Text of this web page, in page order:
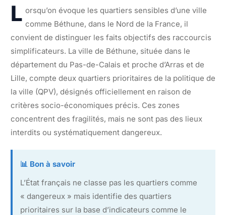
L orsqu’on évoque les quartiers sensibles d’une ville
comme Béthune, dans le Nord de la France, il
convient de distinguer les faits objectifs des raccourcis
simplificateurs. La ville de Béthune, située dans le
département du Pas-de-Calais et proche d’Arras et de
Lille, compte deux quartiers prioritaires de la politique de
la ville (QPV), désignés officiellement en raison de
critères socio-économiques précis. Ces zones
concentrent des fragilités, mais ne sont pas des lieux
interdits ou systématiquement dangereux.
📊 Bon à savoir
L’État français ne classe pas les quartiers comme
« dangereux » mais identifie des quartiers
prioritaires sur la base d’indicateurs comme le